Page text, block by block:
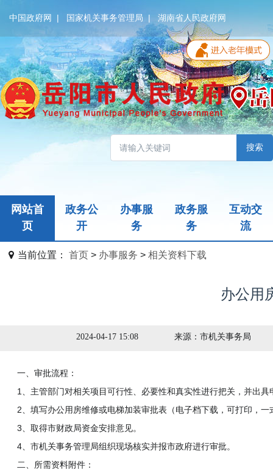
中国政府网 | 国家机关事务管理局 |湖南省人民政府网
搜索
无障碍模式
网站首
页
政务公
开
办事服
务
政务服
务
互动交
流
当前位置： 首页> 办事服务 > 相关资料下载
办公用
2024-04-17 15:08 来源： 市机关事务局
一、审批流程：
1、主管部门对相关项目可行性、必要性和真实性进行把关，并出具
2、填写办公用房维修或电梯加装审批表（电子档下载，可打印，一
3、取得市财政局资金安排意见。
4、市机关事务管理局组织现场核实并报市政府进行审批。
二、所需资料附件：